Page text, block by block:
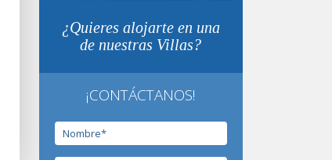
¿Quieres alojarte en una
de nuestras Villas?
¡CONTÁCTANOS!